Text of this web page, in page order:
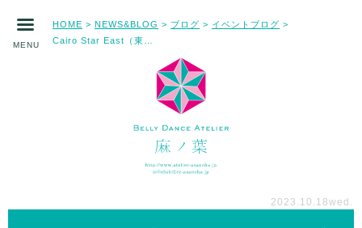
MENU
HOME > NEWS&BLOG > ブログ > イベントブログ >
2023.10.18wed.